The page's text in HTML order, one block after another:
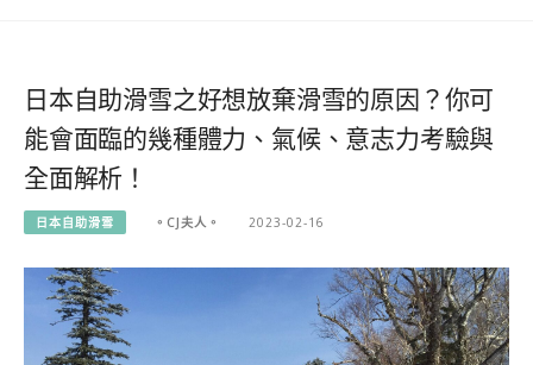
日本自助滑雪之好想放棄滑雪的原因？你可
能會面臨的幾種體力、氣候、意志力考驗與
全面解析！
日本自助滑雪 。CJ夫人。 2023-02-16